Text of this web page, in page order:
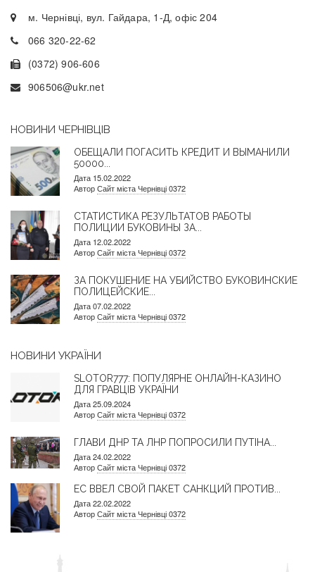
м. Чернівці, вул. Гайдара, 1-Д, офіс 204
066 320-22-62
(0372) 906-606
906506@ukr.net
НОВИНИ ЧЕРНІВЦІВ
ОБЕЩАЛИ ПОГАСИТЬ КРЕДИТ И ВЫМАНИЛИ
50000...
Дата 15.02.2022
АвторСайт міста Чернівці 0372
СТАТИСТИКА РЕЗУЛЬТАТОВ РАБОТЫ
ПОЛИЦИИ БУКОВИНЫ ЗА...
Дата 12.02.2022
АвторСайт міста Чернівці 0372
ЗА ПОКУШЕНИЕ НА УБИЙСТВО БУКОВИНСКИЕ
ПОЛИЦЕЙСКИЕ...
Дата 07.02.2022
АвторСайт міста Чернівці 0372
НОВИНИ УКРАЇНИ
SLOTOR777: ПОПУЛЯРНЕ ОНЛАЙН-КАЗИНО
ДЛЯ ГРАВЦІВ УКРАЇНИ
Дата 25.09.2024
АвторСайт міста Чернівці 0372
ГЛАВИ ДНР ТА ЛНР ПОПРОСИЛИ ПУТІНА...
Дата 24.02.2022
АвторСайт міста Чернівці 0372
ЕС ВВЕЛ СВОЙ ПАКЕТ САНКЦИЙ ПРОТИВ...
Дата 22.02.2022
АвторСайт міста Чернівці 0372